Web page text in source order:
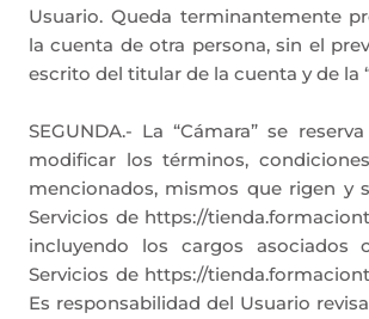
Usuario. Queda terminantemente
la cuenta de otra persona, sin el
escrito del titular de la cuenta y de la
SEGUNDA.- La “Cámara” se
modificar los términos,
mencionados, mismos que rigen y
Servicios de https://
incluyendo los cargos
Servicios de https://
Es responsabilidad del Usuario